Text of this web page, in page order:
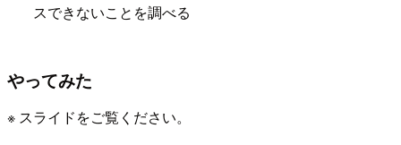
スできないことを調べる
やってみた
※ スライドをご覧ください。